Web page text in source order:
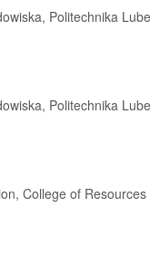
Politechnika
Politechnika
College of